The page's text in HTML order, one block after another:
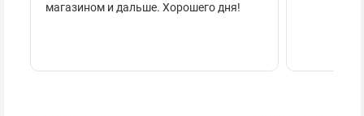
магазином и дальше. Хорошего дня!